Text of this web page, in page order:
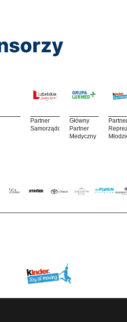
Partner
Samorządowy
Główny
Partner
Medyczny